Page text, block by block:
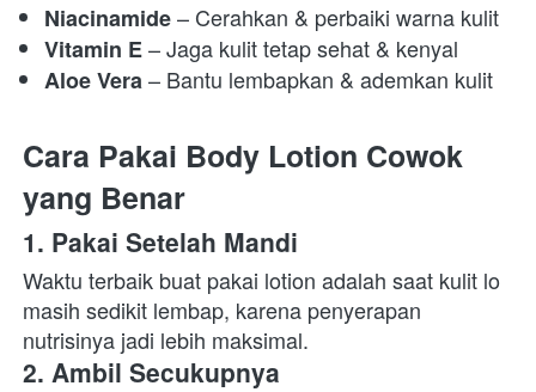
Niacinamide – Cerahkan & perbaiki warna kulit
Vitamin E – Jaga kulit tetap sehat & kenyal
Aloe Vera – Bantu lembapkan & ademkan kulit
Cara Pakai Body Lotion Cowok
yang Benar
1. Pakai Setelah Mandi
Waktu terbaik buat pakai lotion adalah saat kulit lo
masih sedikit lembap, karena penyerapan
nutrisinya jadi lebih maksimal.
2. Ambil Secukupnya